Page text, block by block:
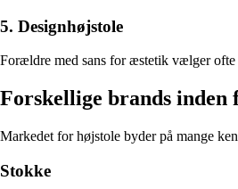
5. Designhøjstole
Forældre med sans for æstetik vælger ofte
Forskellige brands inden
Markedet for højstole byder på mange
Stokke